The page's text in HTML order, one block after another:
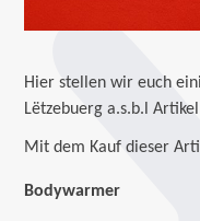
Hier stellen wir euch
Lëtzebuerg a.s.b.l
Mit dem Kauf dieser
Bodywarmer